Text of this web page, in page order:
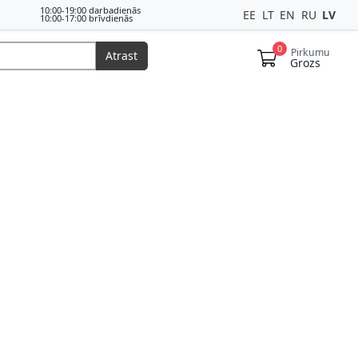
10:00-19:00 darbadienās
10:00-17:00 brīvdienās EE LT EN RU LV
0 Pirkumu
Grozs
Atrast